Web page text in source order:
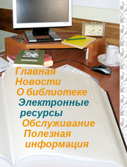
Главная
Новости
О библиотеке
Электронные
ресурсы
Обслуживание
Полезная
информация